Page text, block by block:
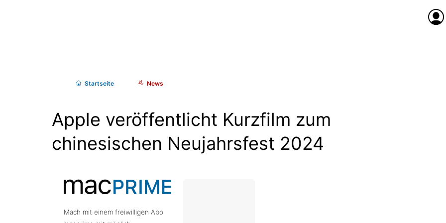
Startseite News
Apple veröffentlicht Kurzfilm zum
chinesischen Neujahrsfest 2024
Mach mit einem freiwilligen Abo